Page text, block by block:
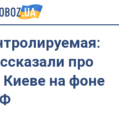
про
Киеве на фоне